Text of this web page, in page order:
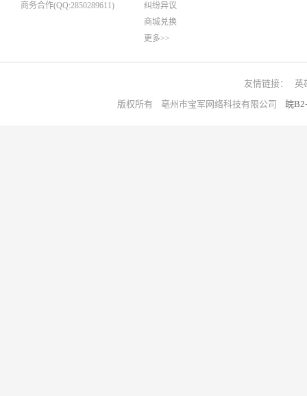
商务合作(QQ:2850289611)
纠纷异议
商城兑换
更多>>
友情链接：
英
版权所有 亳州市宝军网络科技有限公司 皖